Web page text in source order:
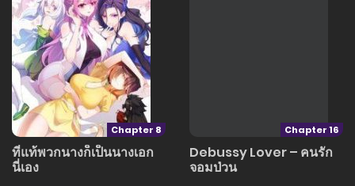
Chapter 8
ที่แท้พวกนางก็เป็นนางเอก
นี่เอง
Chapter 16
Debussy Lover – คนรัก
จอมป่วน